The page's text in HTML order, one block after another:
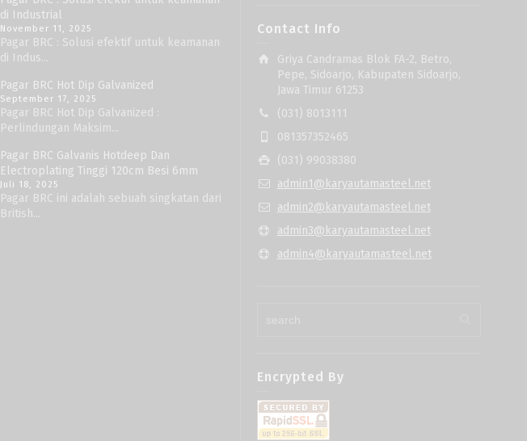
di Industrial
November 11, 2025
Pagar BRC : Solusi efektif untuk keamanan
di Indus...
Pagar BRC Hot Dip Galvanized
September 17, 2025
Pagar BRC Hot Dip Galvanized :
Perlindungan Maksim...
Pagar BRC Galvanis Hotdeep Dan
Electroplating Tinggi 120cm Besi 6mm
Juli 18, 2025
Pagar BRC ini adalah sebuah singkatan dari
British...
Contact Info
Griya Candramas Blok FA-2, Betro,
Pepe, Sidoarjo, Kabupaten Sidoarjo,
Jawa Timur 61253
(031) 8013111
081357352465
(031) 99038380
admin1@karyautamasteel.net
admin2@karyautamasteel.net
admin3@karyautamasteel.net
admin4@karyautamasteel.net
Encrypted By